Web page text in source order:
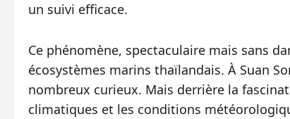
un suivi efficace.
Ce phénomène, spectaculaire mais sans
écosystèmes marins thaïlandais. À Suan
nombreux curieux. Mais derrière la
climatiques et les conditions